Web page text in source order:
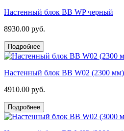
Настенный блок BB WP черный
8930.00 руб.
Подробнее
Настенный блок BB W02 (2300 мм)
4910.00 руб.
Подробнее